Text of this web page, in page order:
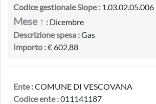
Codice gestionale Siope : 1.03.02.05.006
Mese ↑ : Dicembre
Descrizione spesa :Gas
Importo :€ 602,88
Ente :COMUNE DI VESCOVANA
Codice ente :011141187